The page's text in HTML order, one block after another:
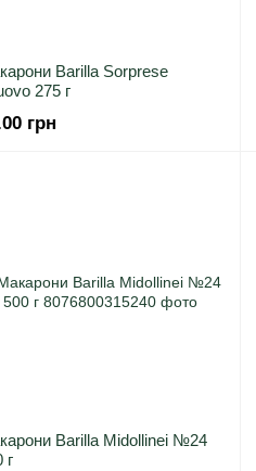
Barilla Sorprese
275 г
грн
Barilla Midollinei №24
г